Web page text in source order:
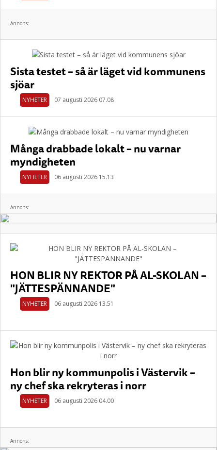
Annons:
Sista testet – så är läget vid kommunens
sjöar
NYHETER 07 augusti 2026 07.08
Många drabbade lokalt – nu varnar
myndigheten
NYHETER 06 augusti 2026 15.13
Annons:
HON BLIR NY REKTOR PÅ AL-SKOLAN –
"JÄTTESPÄNNANDE"
NYHETER 06 augusti 2026 13.51
Hon blir ny kommunpolis i Västervik –
ny chef ska rekryteras i norr
NYHETER 06 augusti 2026 04.00
Annons: